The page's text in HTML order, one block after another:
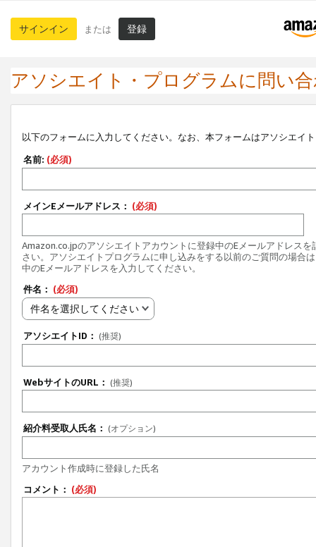
サインイン または 登録
アソシエイト・プログラムに問い
以下のフォームに入力してください。なお、本フォームはアソシエイ
名前: (必須)
メインEメールアドレス： (必須)
Amazon.co.jpのアソシエイトアカウントに登録中のEメールアドレスを
さい。アソシエイトプログラムに申し込みをする以前のご質問の場合
中のEメールアドレスを入力してください。
件名： (必須)
件名を選択してください
アソシエイトID： (推奨)
WebサイトのURL： (推奨)
紹介料受取人氏名： (オプション)
アカウント作成時に登録した氏名
コメント： (必須)